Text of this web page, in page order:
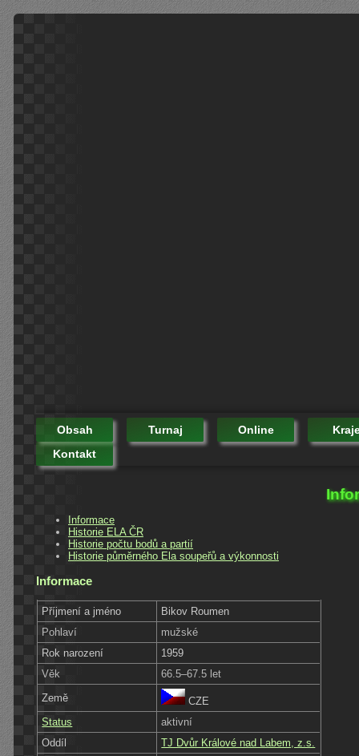
Obsah Turnaj Online
Kontakt
Informace
Historie ELA ČR
Historie počtu bodů a partií
Historie půměrného Ela soupeřů a výkonnosti
Informace
Příjmení a jméno
Bikov Roumen
Pohlaví
mužské
Rok narození
1959
Věk
66.5–67.5 let
Země
CZE
Status
aktivní
Oddíl
TJ Dvůr Králové nad Labem, z.s.